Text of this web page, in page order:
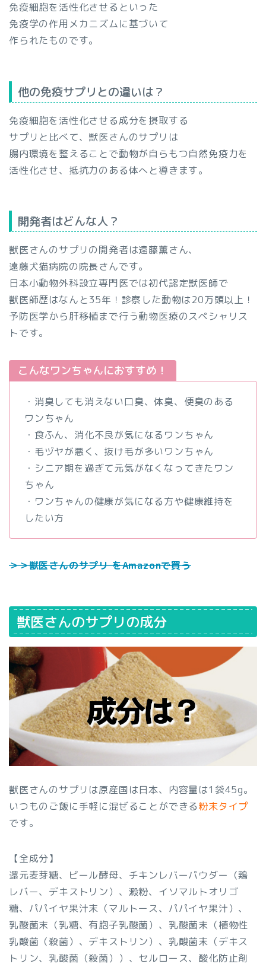
免疫細胞を活性化させるといった
免疫学の作用メカニズムに基づいて
作られたものです。
他の免疫サプリとの違いは？
免疫細胞を活性化させる成分を摂取する
サプリと比べて、獣医さんのサプリは
腸内環境を整えることで動物が自らもつ自然免疫力を
活性化させ、抵抗力のある体へと導きます。
開発者はどんな人？
獣医さんのサプリの開発者は遠藤薫さん、
遠藤犬猫病院の院長さんです。
日本小動物外科設立専門医では初代認定獣医師で
獣医師歴はなんと35年！診察した動物は20万頭以上！
予防医学から肝移植まで行う動物医療のスペシャリス
トです。
こんなワンちゃんにおすすめ！
・消臭しても消えない口臭、体臭、便臭のある
ワンちゃん
・食ふん、消化不良が気になるワンちゃん
・毛ヅヤが悪く、抜け毛が多いワンちゃん
・シニア期を過ぎて元気がなくなってきたワン
ちゃん
・ワンちゃんの健康が気になる方や健康維持を
したい方
＞＞獣医さんのサプリ をAmazonで買う
獣医さんのサプリの成分
獣医さんのサプリは原産国は日本、内容量は1袋45g。
いつものご飯に手軽に混ぜることができる粉末タイプ
です。
【全成分】
還元麦芽糖、ビール酵母、チキンレバーパウダー（鶏
レバー、デキストリン）、澱粉、イソマルトオリゴ
糖、パパイヤ果汁末（マルトース、パパイヤ果汁）、
乳酸菌末（乳糖、有胞子乳酸菌）、乳酸菌末（植物性
乳酸菌（殺菌）、デキストリン）、乳酸菌末（デキス
トリン、乳酸菌（殺菌））、セルロース、酸化防止剤